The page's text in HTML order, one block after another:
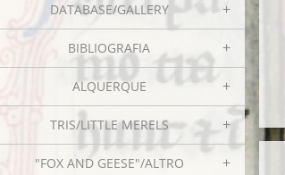
DATABASE/GALLERY
BIBLIOGRAFIA
ALQUERQUE
TRIS/LITTLE MERELS
"FOX AND GEESE"/ALTRO